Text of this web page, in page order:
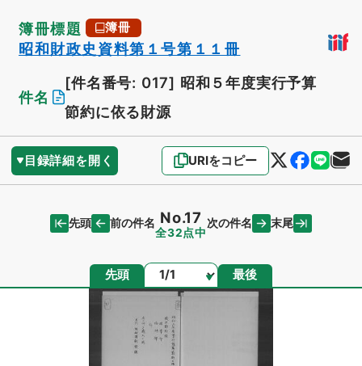
簿冊標題 簿冊
昭和財政史資料第１号第１１冊
件名
[件名番号: 017] 昭和５年度実行予算
節約に依る財源
目録詳細を開く URIをコピー
先頭 前の件名 No.17
全32点中
次の件名 末尾
先頭 ページ 最後